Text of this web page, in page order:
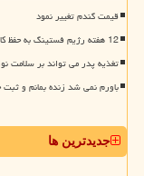
قیمت گندم تغییر نمود
12 هفته رژیم فستینگ به حفظ کاهش وزن در یک سال بعد کمک نماید
تغذیه پدر می تواند بر سلامت
باورم نمی شد زنده بمانم و ثبت
جدیدترین ها